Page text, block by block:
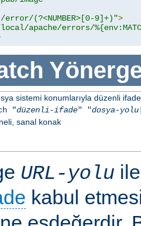
error/(?<NUMBER>[0-9]+)">
apache/errors/
sistemi konumlarıyla düzenli
"düzenli-ifade" "dosya-yolu
sanal konak
URL-yolu
kabul